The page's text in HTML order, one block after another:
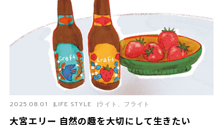
大宮エリー 自然の趣を大切にして生きたい
2025.08.01 LIFE STYLE ライト、フライト